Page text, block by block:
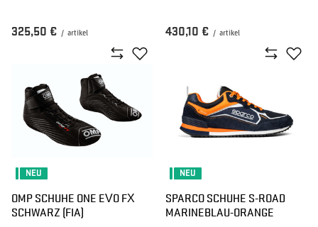
325,50 € / artikel 430,10 € / artikel
NEU
OMP SCHUHE ONE EVO FX
SCHWARZ (FIA)
NEU
SPARCO SCHUHE S-ROAD
MARINEBLAU-ORANGE